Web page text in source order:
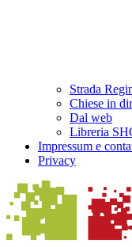
Strada
Chiese in
Dal web
Libreria
Impressum e
Privacy